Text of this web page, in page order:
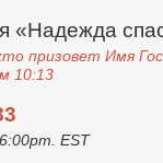
«Надежда
призовет Имя
10:13
EST